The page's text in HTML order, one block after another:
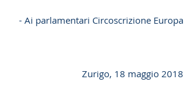
- Ai parlamentari Circoscrizione Europa
Zurigo, 18 maggio 2018